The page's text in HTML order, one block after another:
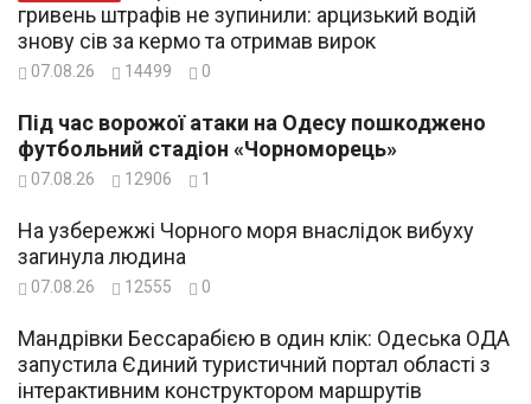
гривень штрафів не зупинили: арцизький водій
знову сів за кермо та отримав вирок
07.08.26 14499 0
Під час ворожої атаки на Одесу пошкоджено
футбольний стадіон «Чорноморець»
07.08.26 12906 1
На узбережжі Чорного моря внаслідок вибуху
загинула людина
07.08.26 12555 0
Мандрівки Бессарабією в один клік: Одеська ОДА
запустила Єдиний туристичний портал області з
інтерактивним конструктором маршрутів